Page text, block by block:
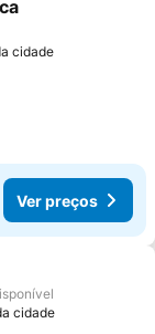
favoritos
cidade
Ver preços
favoritos
cidade